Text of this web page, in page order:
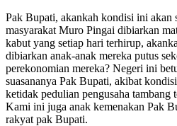
Pak Bupati, akankah kondisi ini akan
masyarakat Muro Pingai dibiarkan
kabut yang setiap hari terhirup,
dibiarkan anak-anak mereka putus
perekonomian mereka? Negeri ini
suasananya Pak Bupati, akibat
ketidak pedulian pengusaha tambang
Kami ini juga anak kemenakan Pak
rakyat pak Bupati.